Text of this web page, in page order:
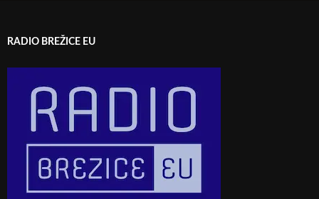
RADIO BREŽICE EU